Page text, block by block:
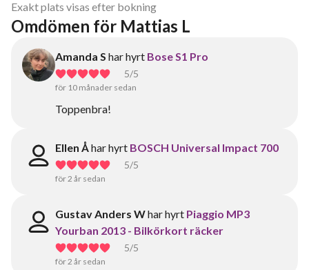
Exakt plats visas efter bokning
Omdömen för Mattias L
Amanda S har hyrt Bose S1 Pro
5/5
för 10 månader sedan
Toppenbra!
Ellen Åhar hyrt BOSCH Universal Impact 700
5/5
för 2 år sedan
Gustav Anders Whar hyrt Piaggio MP3
Yourban 2013 - Bilkörkort räcker
5/5
för 2 år sedan